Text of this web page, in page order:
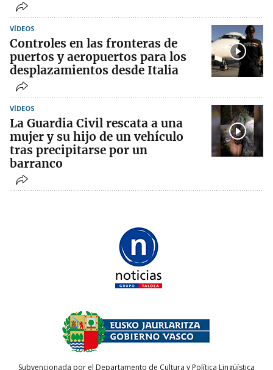
VÍDEOS
Controles en las fronteras de
puertos y aeropuertos para los
desplazamientos desde Italia
VÍDEOS
La Guardia Civil rescata a una
mujer y su hijo de un vehículo
tras precipitarse por un
barranco
Subvencionada por el Departamento de Cultura y Política Lingüística